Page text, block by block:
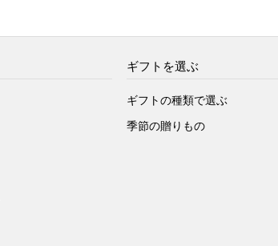
ギフトを選ぶ
ギフトの種類で選ぶ
季節の贈りもの